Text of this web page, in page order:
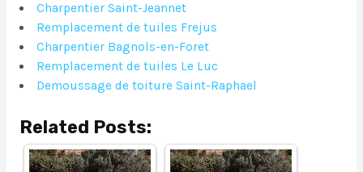
Charpentier Saint-Jeannet
Remplacement de tuiles Frejus
Charpentier Bagnols-en-Foret
Remplacement de tuiles Le Luc
Demoussage de toiture Saint-Raphael
Related Posts: